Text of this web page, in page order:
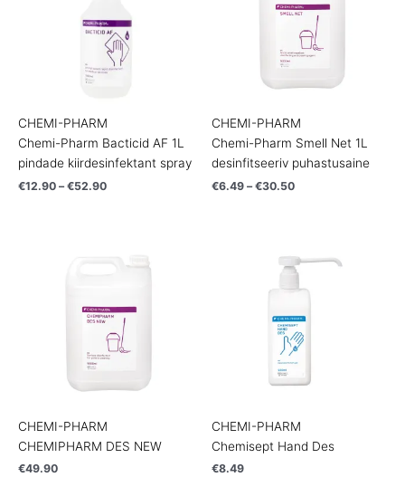
CHEMI-PHARM
Chemi-Pharm Bacticid AF 1L
pindade kiirdesinfektant spray
€12.90 – €52.90
CHEMI-PHARM
Chemi-Pharm Smell Net 1L
desinfitseeriv puhastusaine
€6.49 – €30.50
CHEMI-PHARM
CHEMIPHARM DES NEW
€49.90
CHEMI-PHARM
Chemisept Hand Des
€8.49